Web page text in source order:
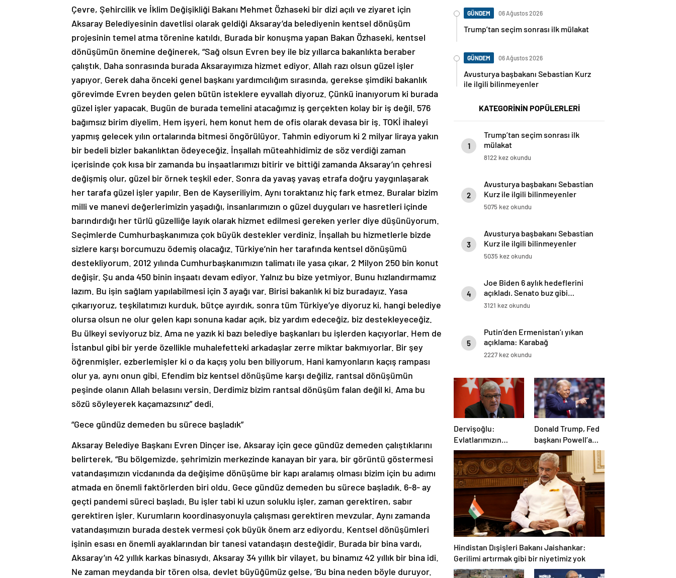
Çevre, Şehircilik ve İklim Değişikliği Bakanı Mehmet Özhaseki bir dizi açılı ve ziyaret için
Aksaray Belediyesinin davetlisi olarak geldiği Aksaray’da belediyenin kentsel dönüşüm
projesinin temel atma törenine katıldı. Burada bir konuşma yapan Bakan Özhaseki, kentsel
dönüşümün önemine değinerek, “Sağ olsun Evren bey ile biz yıllarca bakanlıkta beraber
çalıştık. Daha sonrasında burada Aksarayımıza hizmet ediyor. Allah razı olsun güzel işler
yapıyor. Gerek daha önceki genel başkanı yardımcılığım sırasında, gerekse şimdiki bakanlık
görevimde Evren beyden gelen bütün isteklere eyvallah diyoruz. Çünkü inanıyorum ki burada
güzel işler yapacak. Bugün de burada temelini atacağımız iş gerçekten kolay bir iş değil. 576
bağımsız birim diyelim. Hem işyeri, hem konut hem de ofis olarak devasa bir iş. TOKİ ihaleyi
yapmış gelecek yılın ortalarında bitmesi öngörülüyor. Tahmin ediyorum ki 2 milyar liraya yakın
bir bedeli bizler bakanlıktan ödeyeceğiz. İnşallah müteahhidimiz de söz verdiği zaman
içerisinde çok kısa bir zamanda bu inşaatlarımızı bitirir ve bittiği zamanda Aksaray’ın çehresi
değişmiş olur, güzel bir örnek teşkil eder. Sonra da yavaş yavaş etrafa doğru yaygınlaşarak
her tarafa güzel işler yapılır. Ben de Kayseriliyim. Aynı toraktanız hiç fark etmez. Buralar bizim
milli ve manevi değerlerimizin yaşadığı, insanlarımızın o güzel duyguları ve hasretleri içinde
barındırdığı her türlü güzelliğe layık olarak hizmet edilmesi gereken yerler diye düşünüyorum.
Seçimlerde Cumhurbaşkanımıza çok büyük destekler verdiniz. İnşallah bu hizmetlerle bizde
sizlere karşı borcumuzu ödemiş olacağız. Türkiye’nin her tarafında kentsel dönüşümü
destekliyorum. 2012 yılında Cumhurbaşkanımızın talimatı ile yasa çıkar, 2 Milyon 250 bin konut
değişir. Şu anda 450 binin inşaatı devam ediyor. Yalnız bu bize yetmiyor. Bunu hızlandırmamız
lazım. Bu işin sağlam yapılabilmesi için 3 ayağı var. Birisi bakanlık ki biz buradayız. Yasa
çıkarıyoruz, teşkilatımızı kurduk, bütçe ayırdık, sonra tüm Türkiye’ye diyoruz ki, hangi belediye
olursa olsun ne olur gelen kapı sonuna kadar açık, biz yardım edeceğiz, biz destekleyeceğiz.
Bu ülkeyi seviyoruz biz. Ama ne yazık ki bazı belediye başkanları bu işlerden kaçıyorlar. Hem de
İstanbul gibi bir yerde özellikle muhalefetteki arkadaşlar zerre miktar bakmıyorlar. Bir şey
öğrenmişler, ezberlemişler ki o da kaçış yolu ben biliyorum. Hani kamyonların kaçış rampası
olur ya, aynı onun gibi. Efendim biz kentsel dönüşüme karşı değiliz, rantsal dönüşümün
peşinde olanın Allah belasını versin. Derdimiz bizim rantsal dönüşüm falan değil ki. Ama bu
sözü söyleyerek kaçamazsınız” dedi.
“Gece gündüz demeden bu sürece başladık”
Aksaray Belediye Başkanı Evren Dinçer ise, Aksaray için gece gündüz demeden çalıştıklarını
belirterek, “Bu bölgemizde, şehrimizin merkezinde kanayan bir yara, bir görüntü göstermesi
vatandaşımızın vicdanında da değişime dönüşüme bir kapı aralamış olması bizim için bu adımı
atmada en önemli faktörlerden biri oldu. Gece gündüz demeden bu sürece başladık. 6-8- ay
geçti pandemi süreci başladı. Bu işler tabi ki uzun soluklu işler, zaman gerektiren, sabır
gerektiren işler. Kurumların koordinasyonuyla çalışması gerektiren mevzular. Aynı zamanda
vatandaşımızın burada destek vermesi çok büyük önem arz ediyordu. Kentsel dönüşümleri
işinin esası en önemli ayaklarından bir tanesi vatandaşın desteğidir. Burada bir bina vardı,
Aksaray’ın 42 yıllık karkas binasıydı. Aksaray 34 yıllık bir vilayet, bu binamız 42 yıllık bir bina idi.
Ne zaman meydanda bir tören olsa, devlet büyüğümüz gelse, ‘Bu bina neden böyle duruyor.
GÜNDEM 06 Ağustos 2026
Trump’tan seçim sonrası ilk mülakat
GÜNDEM 06 Ağustos 2026
Avusturya başbakanı Sebastian Kurz
ile ilgili bilinmeyenler
KATEGORİNİN POPÜLERLERİ
1
Trump’tan seçim sonrası ilk
mülakat
8122 kez okundu
2
Avusturya başbakanı Sebastian
Kurz ile ilgili bilinmeyenler
5075 kez okundu
3
Avusturya başbakanı Sebastian
Kurz ile ilgili bilinmeyenler
5035 kez okundu
4
Joe Biden 6 aylık hedeflerini
açıkladı. Senato buz gibi…
3121 kez okundu
5
Putin’den Ermenistan’ı yıkan
açıklama: Karabağ
Azerbaycan’ın ayrılmaz bir
2227 kez okundu
Dervişoğlu:
Evlatlarımızın
haklarını
savunacağım
Donald Trump, Fed
başkanı Powell’a
hakaret etti: Aptal
Hindistan Dışişleri Bakanı Jaishankar:
Gerilimi artırmak gibi bir niyetimiz yok